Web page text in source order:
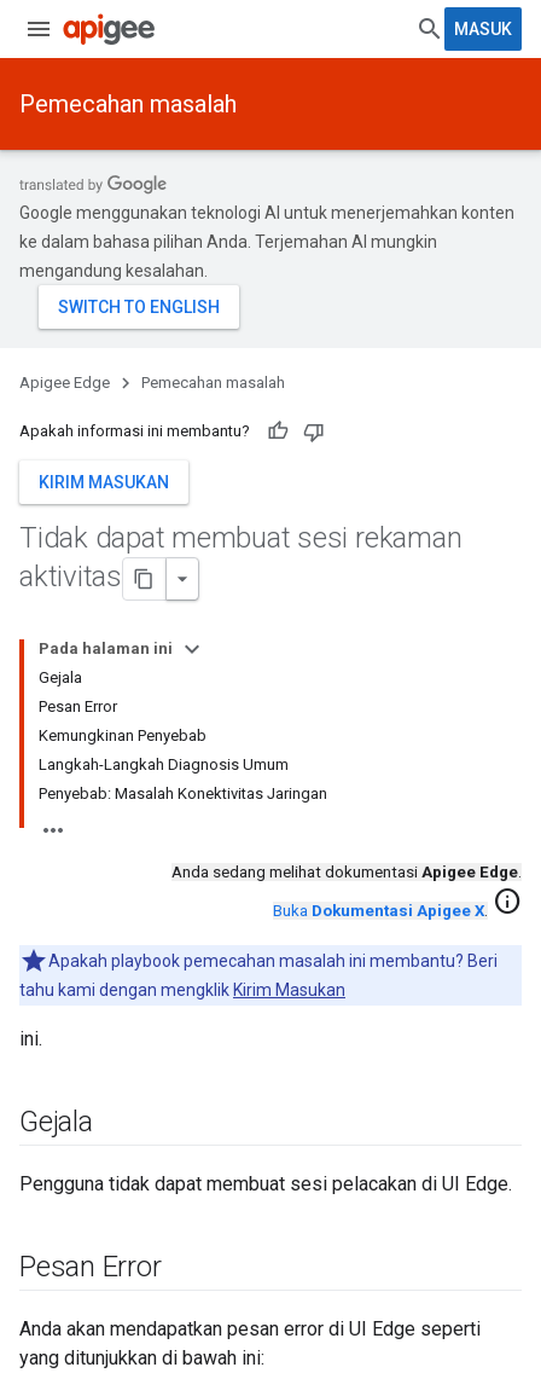
MASUK
Pemecahan masalah
Google menggunakan teknologi AI untuk menerjemahkan konten
ke dalam bahasa pilihan Anda. Terjemahan AI mungkin
mengandung kesalahan.
Apigee Edge Pemecahan masalah
Apakah informasi ini membantu?
KIRIM MASUKAN
Tidak dapat membuat sesi rekaman
aktivitas
Pada halaman ini
Gejala
Pesan Error
Kemungkinan Penyebab
Langkah-Langkah Diagnosis Umum
Penyebab: Masalah Konektivitas Jaringan
Anda sedang melihat dokumentasi Apigee Edge.
Buka Dokumentasi Apigee X. info
Apakah playbook pemecahan masalah ini membantu? Beri
tahu kami dengan mengklik Kirim Masukan
ini.
Gejala
Pengguna tidak dapat membuat sesi pelacakan di UI Edge.
Pesan Error
Anda akan mendapatkan pesan error di UI Edge seperti
yang ditunjukkan di bawah ini: